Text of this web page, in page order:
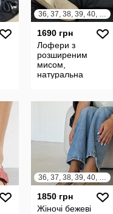
36, 37, 38, 39, 40, 41
1690 грн
Лофери з
розширеним
мисом,
натуральна
шкіряний підклад
Устілка вкладна
36, 37, 38, 39, 40, 41, 42
1850 грн
Жіночі бежеві